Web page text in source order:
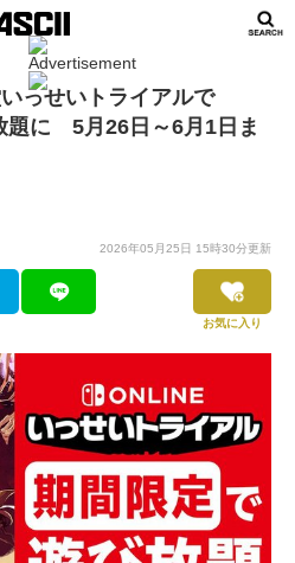
っせいトライアルで
題に 5月26日～6月1日ま
2026年05月25日 15時30分更新
お気に入り